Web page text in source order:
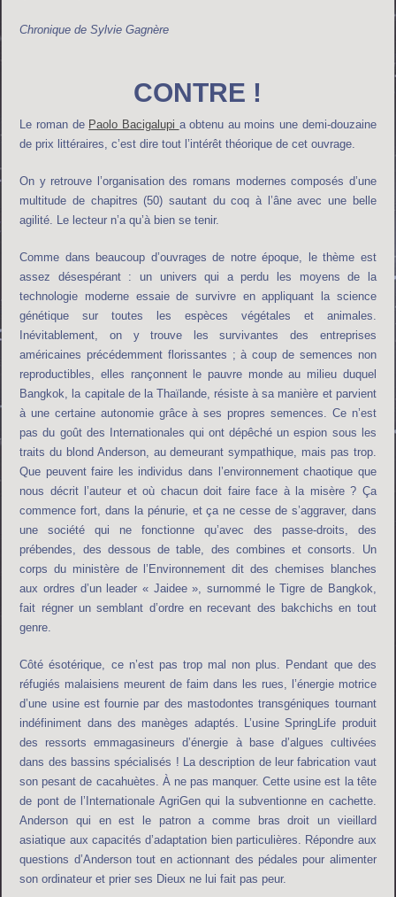
Chronique de Sylvie Gagnère
CONTRE !
Le roman de Paolo Bacigalupi a obtenu au moins une demi-douzaine
de prix littéraires, c’est dire tout l’intérêt théorique de cet ouvrage.
On y retrouve l’organisation des romans modernes composés d’une
multitude de chapitres (50) sautant du coq à l’âne avec une belle
agilité. Le lecteur n’a qu’à bien se tenir.
Comme dans beaucoup d’ouvrages de notre époque, le thème est
assez désespérant : un univers qui a perdu les moyens de la
technologie moderne essaie de survivre en appliquant la science
génétique sur toutes les espèces végétales et animales.
Inévitablement, on y trouve les survivantes des entreprises
américaines précédemment florissantes ; à coup de semences non
reproductibles, elles rançonnent le pauvre monde au milieu duquel
Bangkok, la capitale de la Thaïlande, résiste à sa manière et parvient
à une certaine autonomie grâce à ses propres semences. Ce n’est
pas du goût des Internationales qui ont dépêché un espion sous les
traits du blond Anderson, au demeurant sympathique, mais pas trop.
Que peuvent faire les individus dans l’environnement chaotique que
nous décrit l’auteur et où chacun doit faire face à la misère ? Ça
commence fort, dans la pénurie, et ça ne cesse de s’aggraver, dans
une société qui ne fonctionne qu’avec des passe-droits, des
prébendes, des dessous de table, des combines et consorts. Un
corps du ministère de l’Environnement dit des chemises blanches
aux ordres d’un leader « Jaidee », surnommé le Tigre de Bangkok,
fait régner un semblant d’ordre en recevant des bakchichs en tout
genre.
Côté ésotérique, ce n’est pas trop mal non plus. Pendant que des
réfugiés malaisiens meurent de faim dans les rues, l’énergie motrice
d’une usine est fournie par des mastodontes transgéniques tournant
indéfiniment dans des manèges adaptés. L’usine SpringLife produit
des ressorts emmagasineurs d’énergie à base d’algues cultivées
dans des bassins spécialisés ! La description de leur fabrication vaut
son pesant de cacahuètes. À ne pas manquer. Cette usine est la tête
de pont de l’Internationale AgriGen qui la subventionne en cachette.
Anderson qui en est le patron a comme bras droit un vieillard
asiatique aux capacités d’adaptation bien particulières. Répondre aux
questions d’Anderson tout en actionnant des pédales pour alimenter
son ordinateur et prier ses Dieux ne lui fait pas peur.